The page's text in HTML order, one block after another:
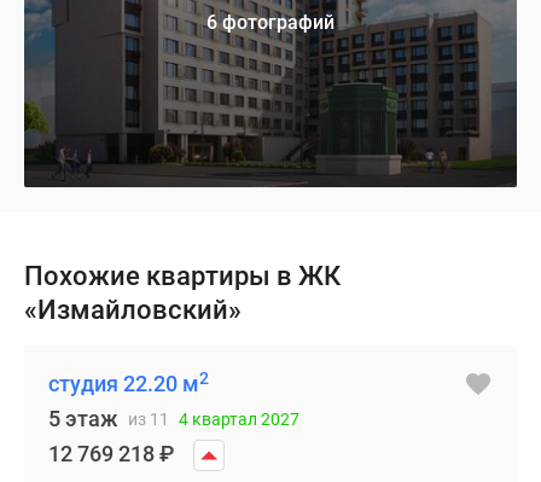
6 фотографий
Похожие квартиры в ЖК
«Измайловский»
студия 22.20 м2
5 этаж из 11 4 квартал 2027
12 769 218₽